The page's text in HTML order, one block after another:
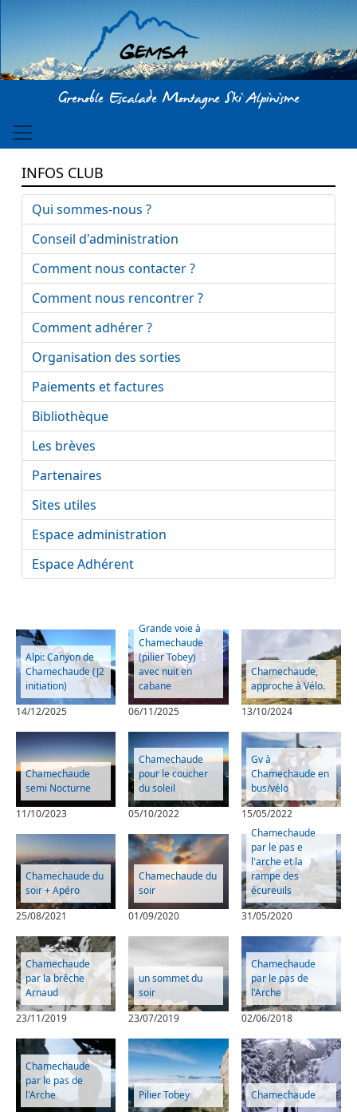
Aller au contenu principal
Grenoble Escalade Montagne Ski Alpinisme
Alpi: Canyon de
Chamechaude (J2
initiation)
14/12/2025
Grande voie à
Chamechaude
(pilier Tobey)
avec nuit en
cabane
06/11/2025
Chamechaude,
approche à Vélo.
13/10/2024
Chamechaude
semi Nocturne
11/10/2023
Chamechaude
pour le coucher
du soleil
05/10/2022
Gv à
Chamechaude en
bus/vélo
15/05/2022
Chamechaude du
soir + Apéro
25/08/2021
Chamechaude du
soir
01/09/2020
Chamechaude
par le pas e
l'arche et la
rampe des
écureuils
31/05/2020
Chamechaude
par la brêche
Arnaud
23/11/2019
un sommet du
soir
23/07/2019
Chamechaude
par le pas de
l'Arche
02/06/2018
Chamechaude
par le pas de
l'Arche
Pilier Tobey
Chamechaude
INFOS CLUB
Qui sommes-nous ?
Conseil d'administration
Comment nous contacter ?
Comment nous rencontrer ?
Comment adhérer ?
Organisation des sorties
Paiements et factures
Bibliothèque
Les brèves
Partenaires
Sites utiles
Espace administration
Espace Adhérent